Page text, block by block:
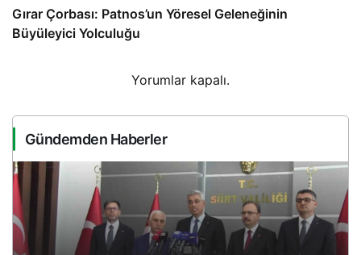
Gırar Çorbası: Patnos’un Yöresel Geleneğinin
Büyüleyici Yolculuğu
Yorumlar kapalı.
Gündemden Haberler